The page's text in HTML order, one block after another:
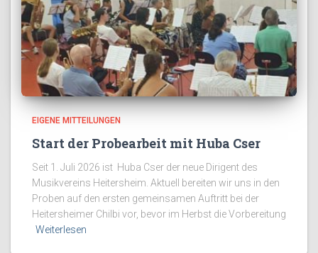
EIGENE MITTEILUNGEN
Start der Probearbeit mit Huba Cser
Seit 1. Juli 2026 ist Huba Cser der neue Dirigent des
Musikvereins Heitersheim. Aktuell bereiten wir uns in den
Proben auf den ersten gemeinsamen Auftritt bei der
Heitersheimer Chilbi vor, bevor im Herbst die Vorbereitung
Weiterlesen